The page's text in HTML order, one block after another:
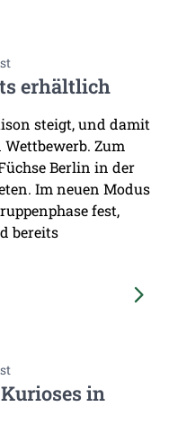
erhältlich
steigt, und damit
Zum
Berlin in der
Im neuen Modus
fest,
bereits
in